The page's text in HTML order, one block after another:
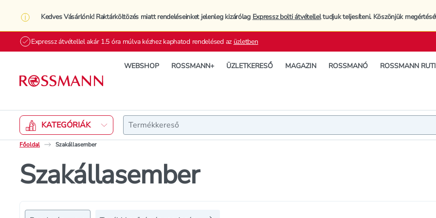
Kedves Vásárlónk! Raktárköltözés miatt rendeléseinket jelenleg kizárólag Expressz bolti átvételleltudjuk teljesíteni. Köszönjük
Expressz átvétellel akár 1.5 óra múlva kézhez kaphatod rendelésed az üzletben
WEBSHOP ROSSMANN+ ÜZLETKERESŐ MAGAZIN ROSSMANÓ ROSSMANN
KATEGÓRIÁK Keresés
Főoldal Szakállasember
Szakállasember